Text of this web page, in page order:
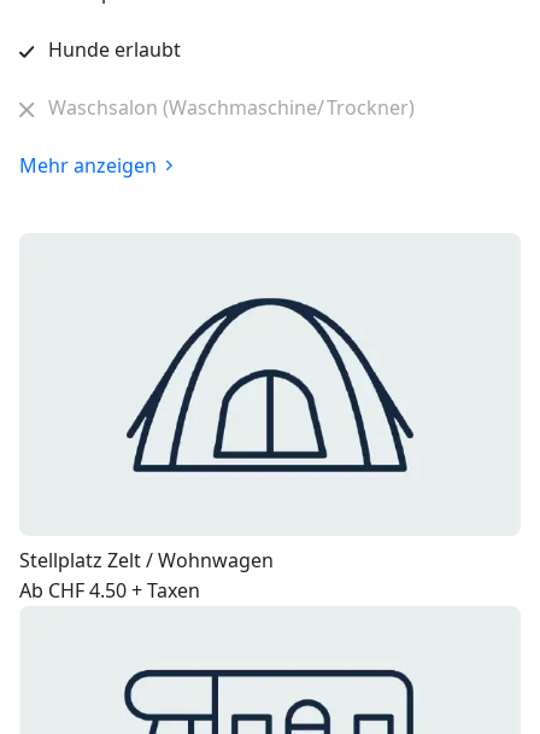
Hunde erlaubt
Waschsalon (Waschmaschine/ Trockner)
Mehr anzeigen
Stellplatz Zelt / Wohnwagen
Ab CHF 4.50 + Taxen